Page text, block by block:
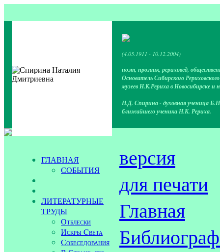
(4.05.1911 - 10.12.2004)
поэт, прозаик, рериховед,
Основатель Сибирского
музеев Н.К.Рериха в Новосибирске и
Н.Д. Спирина - духовная ученица
ближайшего ученика Н.К. Рериха.
ГЛАВНАЯ
СОБЫТИЯ
ЛИТЕРАТУРНЫЕ
ТРУДЫ
Отблески
Искры Cвета
Собеседования
версия
для печати
Главная